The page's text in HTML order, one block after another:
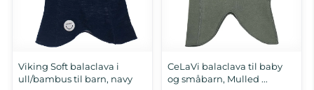
Viking Soft balaclava i
ull/bambus til barn, navy
CeLaVi balaclava til baby
og småbarn, Mulled ...